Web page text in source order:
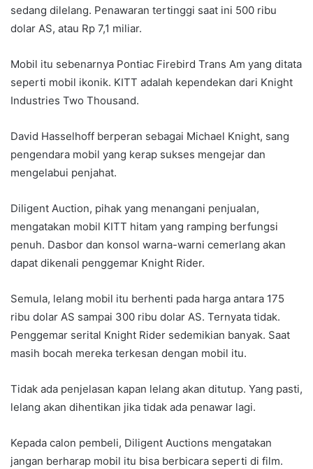
sedang dilelang. Penawaran tertinggi saat ini 500 ribu
dolar AS, atau Rp 7,1 miliar.
Mobil itu sebenarnya Pontiac Firebird Trans Am yang ditata
seperti mobil ikonik. KITT adalah kependekan dari Knight
Industries Two Thousand.
David Hasselhoff berperan sebagai Michael Knight, sang
pengendara mobil yang kerap sukses mengejar dan
mengelabui penjahat.
Diligent Auction, pihak yang menangani penjualan,
mengatakan mobil KITT hitam yang ramping berfungsi
penuh. Dasbor dan konsol warna-warni cemerlang akan
dapat dikenali penggemar Knight Rider.
Semula, lelang mobil itu berhenti pada harga antara 175
ribu dolar AS sampai 300 ribu dolar AS. Ternyata tidak.
Penggemar serital Knight Rider sedemikian banyak. Saat
masih bocah mereka terkesan dengan mobil itu.
Tidak ada penjelasan kapan lelang akan ditutup. Yang pasti,
lelang akan dihentikan jika tidak ada penawar lagi.
Kepada calon pembeli, Diligent Auctions mengatakan
jangan berharap mobil itu bisa berbicara seperti di film.